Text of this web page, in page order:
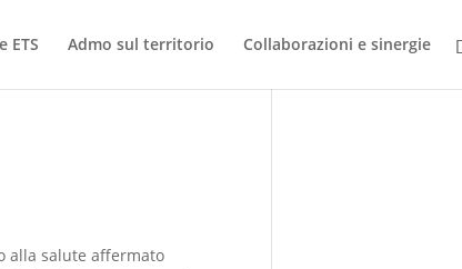
ETS Admo sul territorio Collaborazioni e sinergie
alla salute affermato